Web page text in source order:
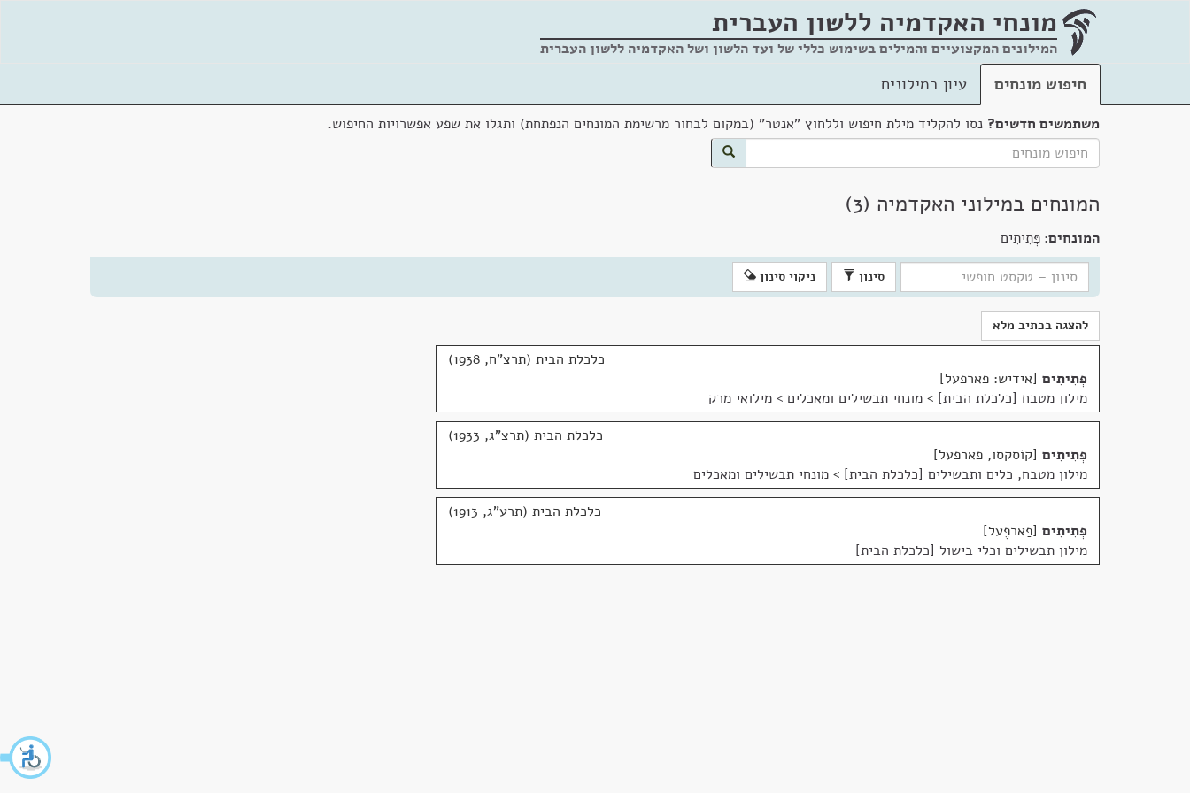
מונחי האקדמיה ללשון העברית
המילונים המקצועיים והמילים בשימוש כללי של ועד הלשון ושל האקדמיה ללשון העברית
חיפוש מונחים עיון במילונים
משתמשים חדשים? נסו להקליד מילת חיפוש וללחוץ "אנטר" (במקום לבחור מרשימת המונחים הנפתחת) ותגלו את שפע אפשרויות החיפוש.
המונחים במילוני האקדמיה (3)
המונחים: פְּתִיתִים
סינון ניקוי סינון
להצגה בכתיב מלא
כלכלת הבית (תרצ"ח, 1938)
פְּתִיתִים אידיש: פארפעל
מילון מטבח [כלכלת הבית] > מונחי תבשילים ומאכלים > מילואי מרק
כלכלת הבית (תרצ"ג, 1933)
פְּתִיתִים קוֹסקסו, פארפעל
מילון מטבח, כלים ותבשילים [כלכלת הבית] > מונחי תבשילים ומאכלים
כלכלת הבית (תרע"ג, 1913)
פְּתִיתִים פַארפֶעל
מילון תבשילים וכלי בישול [כלכלת הבית]